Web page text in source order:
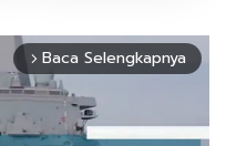
arrow_forward_ios Baca Selengkapnya